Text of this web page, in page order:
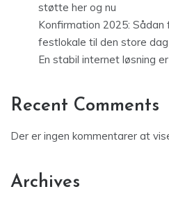
støtte her og nu
Konfirmation 2025:
festlokale til den store dag
En stabil internet løsning
Recent Comments
Der er ingen kommentarer at
Archives